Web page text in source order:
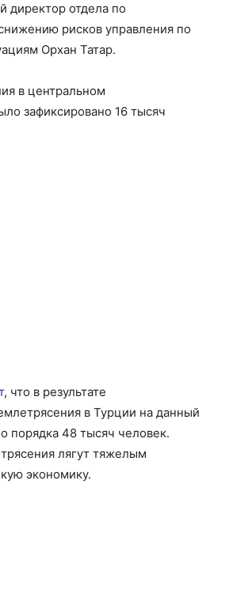
директор отдела по
рисков управления по
Орхан Татар.
в центральном
зафиксировано 16 тысяч
, что в результате
в Турции на данный
порядка 48 тысяч человек.
лягут тяжелым
экономику.